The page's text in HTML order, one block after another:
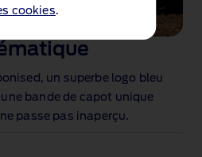
cookies.
un superbe logo bleu
bande de capot unique
passe pas inaperçu.